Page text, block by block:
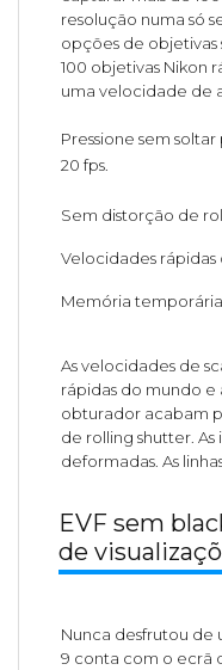
resolução numa só
opções de objetivas
100 objetivas Nikon
uma velocidade de
Pressione sem
20 fps.
Sem distorção de
Velocidades
Memória
As velocidades de
rápidas do mundo e
obturador acabam
de rolling shutter.
deformadas. As
EVF sem
de
Nunca desfrutou de
9 conta com o ecrã